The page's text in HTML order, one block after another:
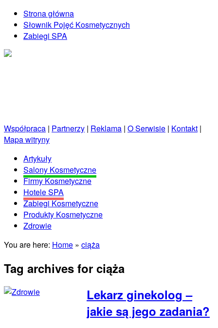
Strona główna
Słownik Pojęć Kosmetycznych
Zabiegi SPA
Współpraca | Partnerzy | Reklama | O Serwisie | Kontakt |
Mapa witryny
Artykuły
Salony Kosmetyczne
Firmy Kosmetyczne
Hotele SPA
Zabiegi Kosmetyczne
Produkty Kosmetyczne
Zdrowie
You are here: Home » ciąża
Tag archives for ciąża
Lekarz ginekolog –
jakie są jego zadania?